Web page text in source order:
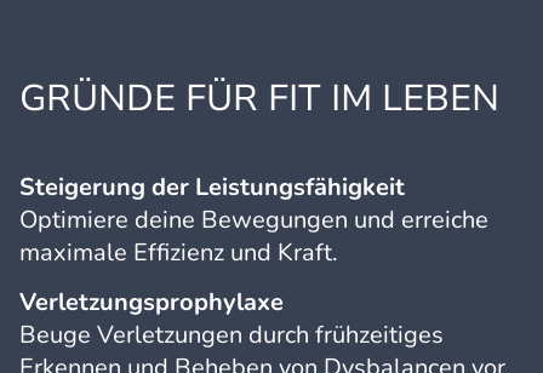
GRÜNDE FÜR FIT IM LEBEN
Steigerung der Leistungsfähigkeit
Optimiere deine Bewegungen und erreiche
maximale Effizienz und Kraft.
Verletzungsprophylaxe
Beuge Verletzungen durch frühzeitiges